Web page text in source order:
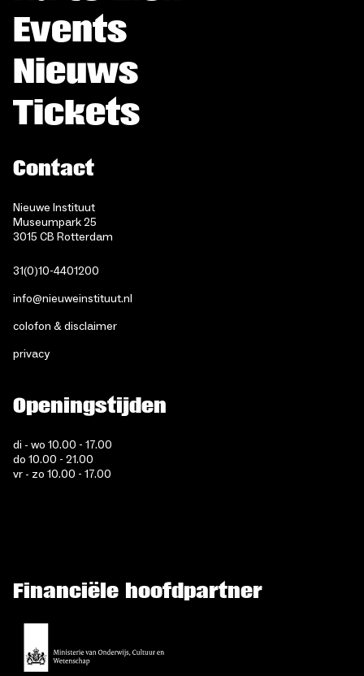
Events
Nieuws
Tickets
Contact
Nieuwe Instituut
Museumpark 25
3015 CB Rotterdam
31(0)10-4401200
info@nieuweinstituut.nl
colofon & disclaimer
privacy
Openingstijden
di - wo 10.00 - 17.00
do 10.00 - 21.00
vr - zo 10.00 - 17.00
Financiële hoofdpartner